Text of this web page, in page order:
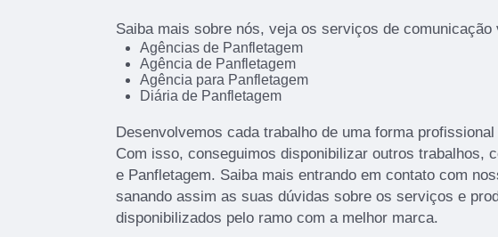
Saiba mais sobre nós, veja os serviços de comunicação
Agências de Panfletagem
Agência de Panfletagem
Agência para Panfletagem
Diária de Panfletagem
Desenvolvemos cada trabalho de uma forma
Com isso, conseguimos disponibilizar outros trabalhos,
e Panfletagem. Saiba mais entrando em contato com
sanando assim as suas dúvidas sobre os serviços e
disponibilizados pelo ramo com a melhor marca.